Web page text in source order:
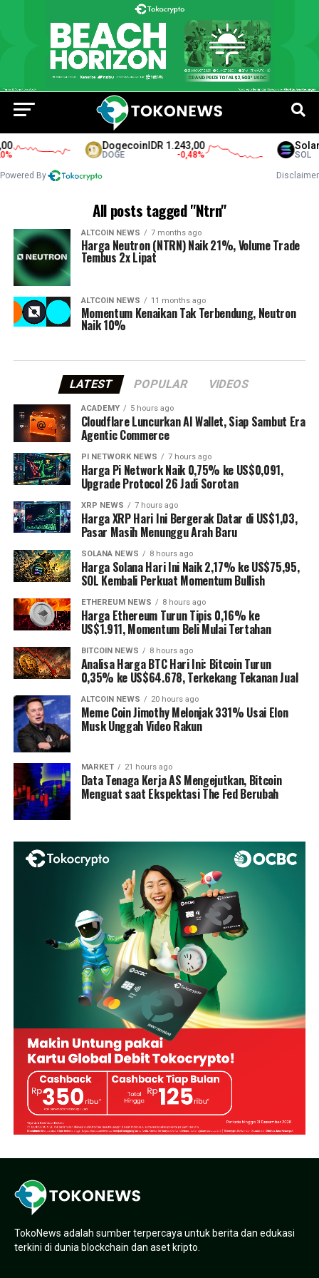
DogecoinIDR 1.243,00
DOGE -0,48% SOL
Powered By Disclaimer
All posts tagged "Ntrn"
ALTCOIN NEWS 7 months ago
Harga Neutron (NTRN) Naik 21%, Volume Trade
Tembus 2x Lipat
ALTCOIN NEWS 11 months ago
Momentum Kenaikan Tak Terbendung, Neutron
Naik 10%
LATEST POPULAR VIDEOS
ACADEMY 5 hours ago
Cloudflare Luncurkan AI Wallet, Siap Sambut Era
Agentic Commerce
PI NETWORK NEWS 7 hours ago
Harga Pi Network Naik 0,75% ke US$0,091,
Upgrade Protocol 26 Jadi Sorotan
XRP NEWS 7 hours ago
Harga XRP Hari Ini Bergerak Datar di US$1,03,
Pasar Masih Menunggu Arah Baru
SOLANA NEWS 8 hours ago
Harga Solana Hari Ini Naik 2,17% ke US$75,95,
SOL Kembali Perkuat Momentum Bullish
ETHEREUM NEWS 8 hours ago
Harga Ethereum Turun Tipis 0,16% ke
US$1.911, Momentum Beli Mulai Tertahan
BITCOIN NEWS 8 hours ago
Analisa Harga BTC Hari Ini: Bitcoin Turun
0,35% ke US$64.678, Terkekang Tekanan Jual
ALTCOIN NEWS 20 hours ago
Meme Coin Jimothy Melonjak 331% Usai Elon
Musk Unggah Video Rakun
MARKET 21 hours ago
Data Tenaga Kerja AS Mengejutkan, Bitcoin
Menguat saat Ekspektasi The Fed Berubah
TokoNews adalah sumber terpercaya untuk berita dan edukasi
terkini di dunia blockchain dan aset kripto.